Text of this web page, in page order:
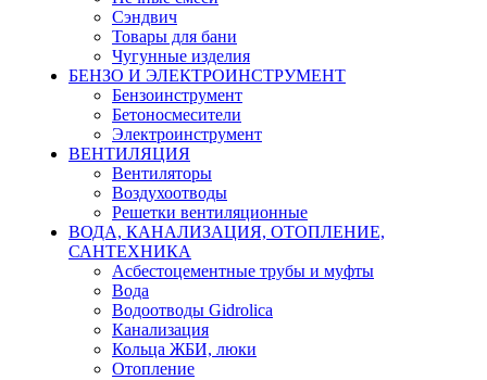
Сэндвич
Товары для бани
Чугунные изделия
БЕНЗО И ЭЛЕКТРОИНСТРУМЕНТ
Бензоинструмент
Бетоносмесители
Электроинструмент
ВЕНТИЛЯЦИЯ
Вентиляторы
Воздухоотводы
Решетки вентиляционные
ВОДА, КАНАЛИЗАЦИЯ, ОТОПЛЕНИЕ,
САНТЕХНИКА
Асбестоцементные трубы и муфты
Вода
Водоотводы Gidrolica
Канализация
Кольца ЖБИ, люки
Отопление